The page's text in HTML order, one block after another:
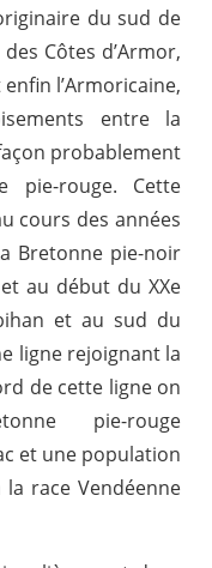
du sud de
Côtes d’Armor,
l’Armoricaine,
entre la
probablement
pie-rouge. Cette
cours des années
Bretonne pie-noir
au début du XXe
et au sud du
ligne rejoignant la
de cette ligne on
pie-rouge
et une population
race Vendéenne